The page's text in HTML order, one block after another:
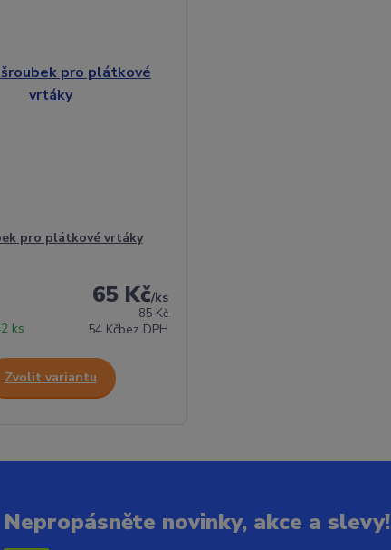
pro plátkové vrtáky
85 Kč
65 Kč/ks
54 Kčbez DPH
ks
Zvolit variantu
Nepropásněte novinky, akce a slevy!